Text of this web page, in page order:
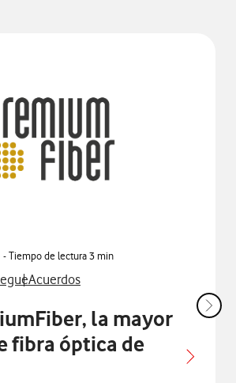
- Tiempo de lectura3 min
relacionados con
notas de prensa relacionados con
Ver más notas de prensa relacionados
Acuerdos
la mayor
fibra óptica de